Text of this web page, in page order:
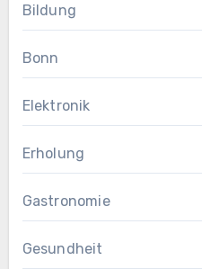
Bildung
Bonn
Elektronik
Erholung
Gastronomie
Gesundheit